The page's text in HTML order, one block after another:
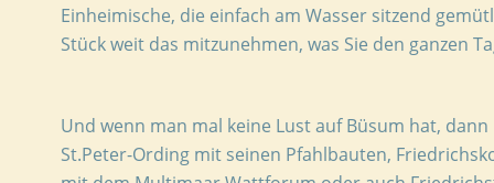
Einheimische, die einfach am Wasser sitzend
Stück weit das mitzunehmen, was Sie den ganzen
Und wenn man mal keine Lust auf Büsum hat,
St.Peter-Ording mit seinen Pfahlbauten,